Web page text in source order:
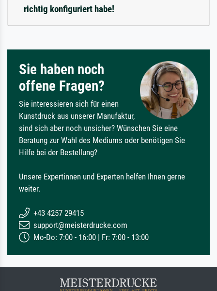
richtig konfiguriert habe!
Sie haben noch
offene Fragen?
Sie interessieren sich für einen
Kunstdruck aus unserer Manufaktur,
sind sich aber noch unsicher? Wünschen Sie eine
Beratung zur Wahl des Mediums oder benötigen Sie
Hilfe bei der Bestellung?
Unsere Expertinnen und Experten helfen Ihnen gerne
weiter.
+43 4257 29415
support@meisterdrucke.com
Mo-Do: 7:00 - 16:00 | Fr: 7:00 - 13:00